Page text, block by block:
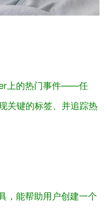
上的热门事件——任
关键的标签、并追踪热
，能帮助用户创建一个